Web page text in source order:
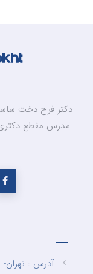
دکتر فرح دخت
مدرس مقطع دکتری
آدرس : تهران-